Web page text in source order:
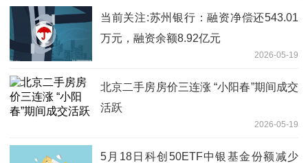
当前关注:苏州银行：融资净偿还543.01
万元，融资余额8.92亿元
2026-05-19
北京二手房房价三连涨 “小阳春”期间成交
活跃
2026-05-19
5月18日科创50ETF中银基金份额减少